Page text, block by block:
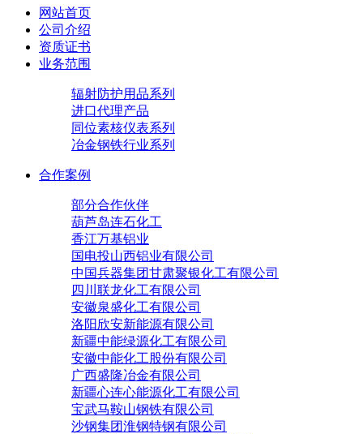
网站首页
公司介绍
资质证书
业务范围
辐射防护用品系列
进口代理产品
同位素核仪表系列
冶金钢铁行业系列
合作案例
部分合作伙伴
葫芦岛连石化工
香江万基铝业
国电投山西铝业有限公司
中国兵器集团甘肃聚银化工有限公司
四川联龙化工有限公司
安徽泉盛化工有限公司
洛阳欣安新能源有限公司
新疆中能绿源化工有限公司
安徽中能化工股份有限公司
广西盛隆冶金有限公司
新疆心连心能源化工有限公司
宝武马鞍山钢铁有限公司
沙钢集团淮钢特钢有限公司